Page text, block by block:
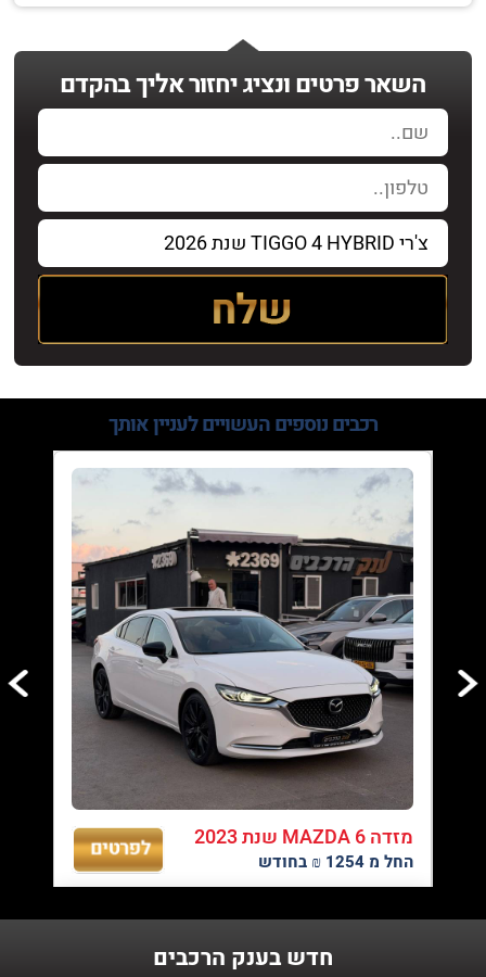
השאר פרטים ונציג יחזור אליך בהקדם
רכבים נוספיםהעשויים לעניין אותך
מזדה MAZDA 6 שנת 2023
החל מ 1254 ₪ בחודש
חדש בענק הרכבים
06/08/2026
עד 100% מימון ועד 60 תשלומים - לגולשי האתר
טרייד אין לכל סוגי הרכב - רכישת רכב חדש מעולם לא הייתה קלה יותר,
אנו מבצעים טרייד אין לכל סוגי הרכבים.
03/08/2026
מגוון ענק של רכבים במחירים אטרקטיבים - בצד ימין ניתן לראות את